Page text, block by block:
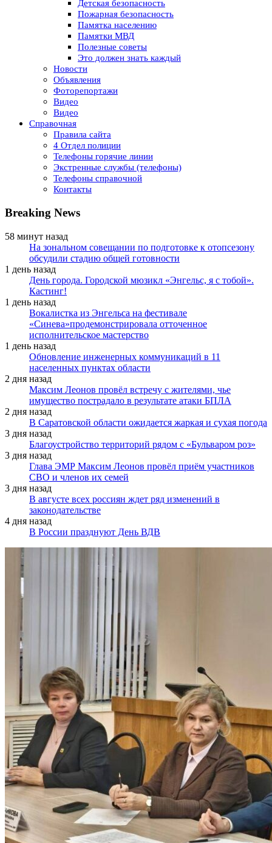
Детская безопасность
Пожарная безопасность
Памятка населению
Памятки МВД
Полезные советы
Это должен знать каждый
Новости
Объявления
Фоторепортажи
Видео
Видео
Справочная
Правила сайта
4 Отдел полиции
Телефоны горячие линии
Экстренные службы (телефоны)
Телефоны справочной
Контакты
Breaking News
58 минут назад
На зональном совещании по подготовке к отопсезону
обсудили стадию общей готовности
1 день назад
День города. Городской мюзикл «Энгельс, я с тобой».
Кастинг!
1 день назад
Вокалистка из Энгельса на фестивале
«Синева»продемонстрировала отточенное
исполнительское мастерство
1 день назад
Обновление инженерных коммуникаций в 11
населенных пунктах области
2 дня назад
Максим Леонов провёл встречу с жителями, чье
имущество пострадало в результате атаки БПЛА
2 дня назад
В Саратовской области ожидается жаркая и сухая погода
3 дня назад
Благоустройство территорий рядом с «Бульваром роз»
3 дня назад
Глава ЭМР Максим Леонов провёл приём участников
СВО и членов их семей
3 дня назад
В августе всех россиян ждет ряд изменений в
законодательстве
4 дня назад
В России празднуют День ВДВ